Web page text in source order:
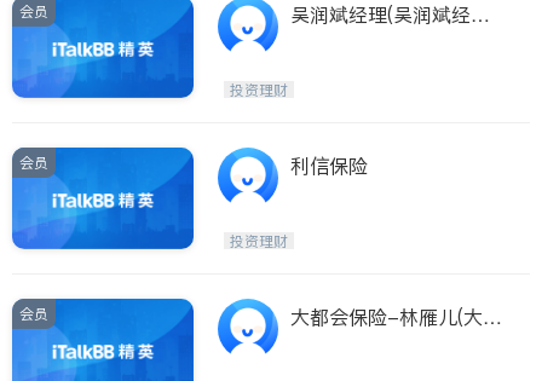
会员
吴润斌经理(吴润斌经理
投资理财
会员 利信保险
投资理财
会员
大都会保险-林雁儿(大都